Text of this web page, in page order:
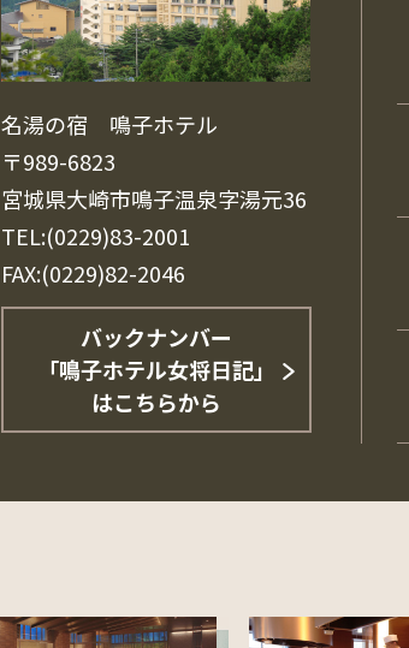
名湯の宿 鳴子ホテル
〒989-6823
宮城県大崎市鳴子温泉字湯元36
TEL:(0229)83-2001
FAX:(0229)82-2046
バックナンバー
「鳴子ホテル女将日記」
はこちらから